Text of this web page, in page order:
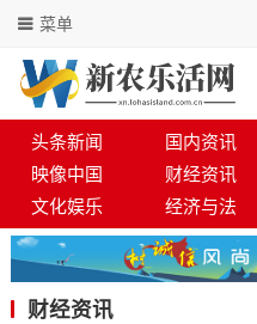
菜单
头条新闻 国内资讯
映像中国
财经资讯
文化娱乐
经济与法
财经资讯